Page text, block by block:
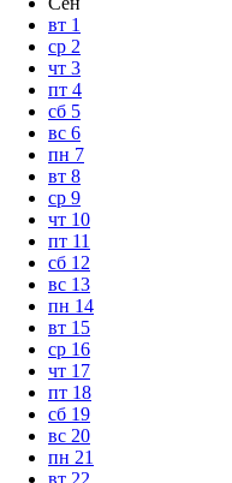
вт 1
ср 2
чт 3
пт 4
сб 5
вс 6
пн 7
вт 8
ср 9
чт 10
пт 11
сб 12
вс 13
пн 14
вт 15
ср 16
чт 17
пт 18
сб 19
вс 20
пн 21
вт 22